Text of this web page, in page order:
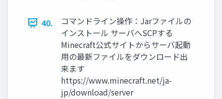
40.
コマンドライン操作：Jarファイルの
インストール サーバへSCPする
Minecraft公式サイトからサーバ起動
用の最新ファイルをダウンロード出
来ます
https://www.minecraft.net/ja-
jp/download/server